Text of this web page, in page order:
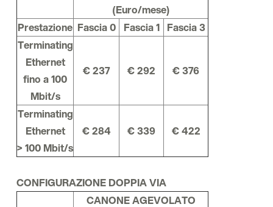
(Euro/mese)
Prestazione Fascia 0 Fascia 1 Fascia 3
Terminating
Ethernet
fino a 100
Mbit/s
€ 237 € 292 € 376
Terminating
Ethernet
> 100 Mbit/s
€ 284 € 339 € 422
CONFIGURAZIONE DOPPIA VIA
CANONE AGEVOLATO